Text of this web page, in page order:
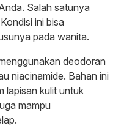
Salah satunya
ini bisa
pada wanita.
deodoran
niacinamide. Bahan ini
lapisan kulit untuk
mampu